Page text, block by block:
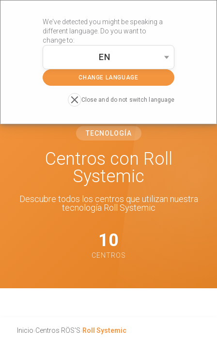
We've detected you might be speaking a
different language. Do you want to
change to:
EN
CHANGE LANGUAGE
Close and do not switch language
»
TECNOLOGÍA
Centros con Roll
Systemic
Descubre todos los centros que utilizan nuestra
tecnología Roll Systemic
10
CENTROS
Inicio›Centros RÖS'S›Roll Systemic